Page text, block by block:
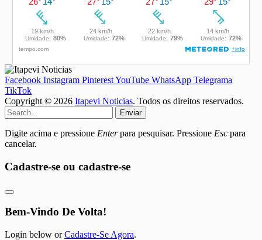
Facebook Instagram PinterestYouTube WhatsApp Telegrama
TikTok
Copyright © 2026 Itapevi Noticias. Todos os direitos reservados.
Enviar
Digite acima e pressione Enterpara pesquisar. Pressione Esc para
cancelar.
Cadastre-se ou cadastre-se
Bem-Vindo De Volta!
Login below orCadastre-Se Agora.